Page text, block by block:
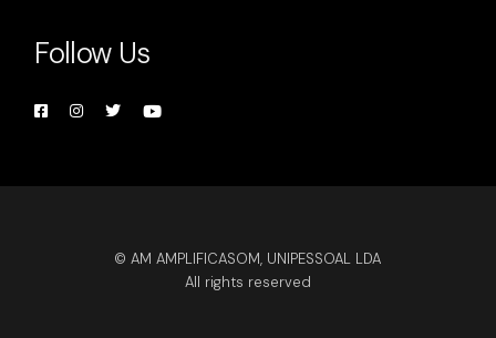
Follow Us
© AM AMPLIFICASOM, UNIPESSOAL LDA
All rights reserved